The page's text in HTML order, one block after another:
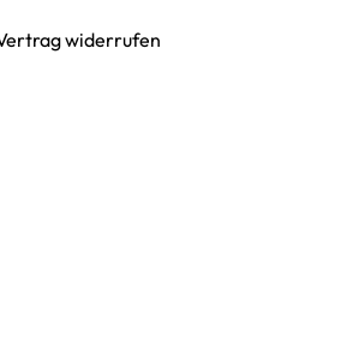
widerrufen